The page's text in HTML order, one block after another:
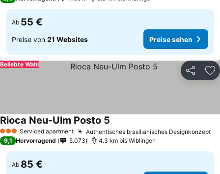
Ab 55 €
Preise von 21 Websites Preise sehen
Teilen
Beliebte Wahl
3 SterneServiced apartment Authentisches brasilianisches Designkonzept
Rioca Neu-Ulm Posto 5
9,1 Hervorragend 5.073 4.3 km bis Wiblingen
Ab 85 €